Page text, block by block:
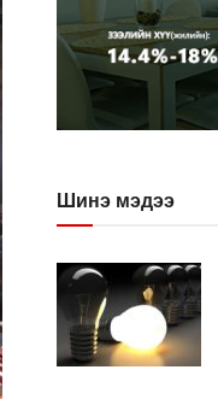
Шинэ мэдээ